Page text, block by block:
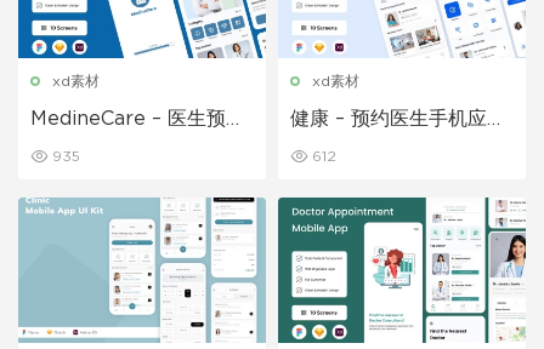
xd素材
MedineCare – 医生预约
935
xd素材
健康 – 预约医生手机应用
612